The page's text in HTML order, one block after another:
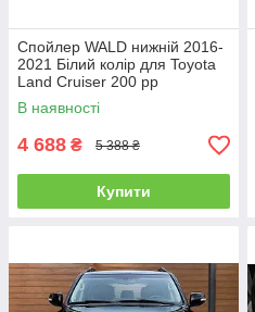
Спойлер WALD нижній 2016-
2021 Білий колір для Toyota
Land Cruiser 200 рр
В наявності
4 688 ₴ 5 388 ₴
Купити